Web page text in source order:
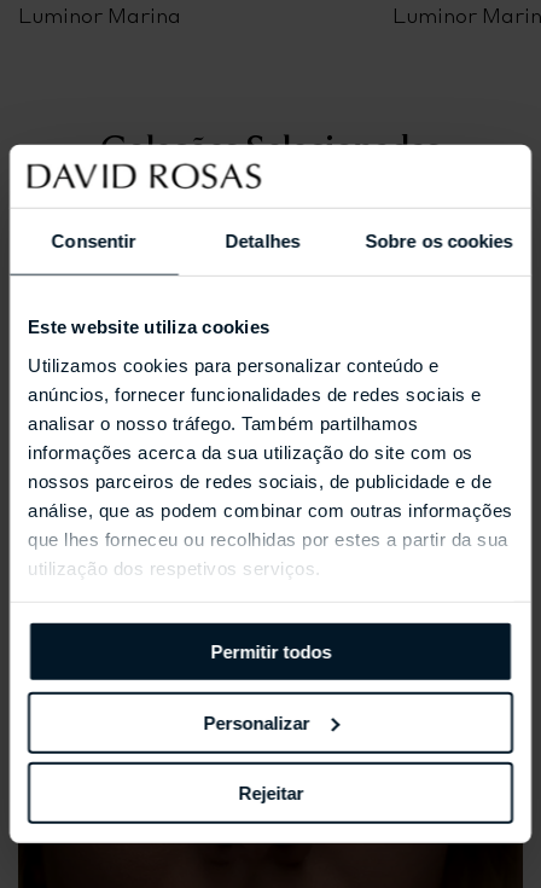
Consentir Detalhes Sobre os cookies
Este website utiliza cookies
Utilizamos cookies para personalizar conteúdo e
anúncios, fornecer funcionalidades de redes sociais e
analisar o nosso tráfego. Também partilhamos
informações acerca da sua utilização do site com os
nossos parceiros de redes sociais, de publicidade e de
análise, que as podem combinar com outras informações
que lhes forneceu ou recolhidas por estes a partir da sua
utilização dos respetivos serviços.
Permitir todos
Personalizar
Rejeitar
Luminor Marina Luminor
Coleções Selecionadas